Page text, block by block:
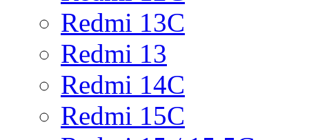
Redmi 13C
Redmi 13
Redmi 14C
Redmi 15C